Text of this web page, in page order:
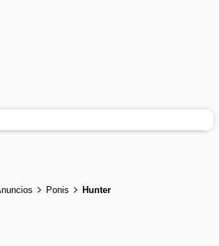
Ponis Hunter